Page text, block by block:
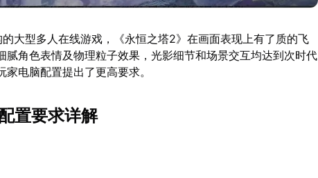
大型多人在线游戏，《永恒之塔2》在画面表现上有了质的飞
腻角色表情及物理粒子效果，光影细节和场景交互均达到次时代
电脑配置提出了更高要求。
置要求详解